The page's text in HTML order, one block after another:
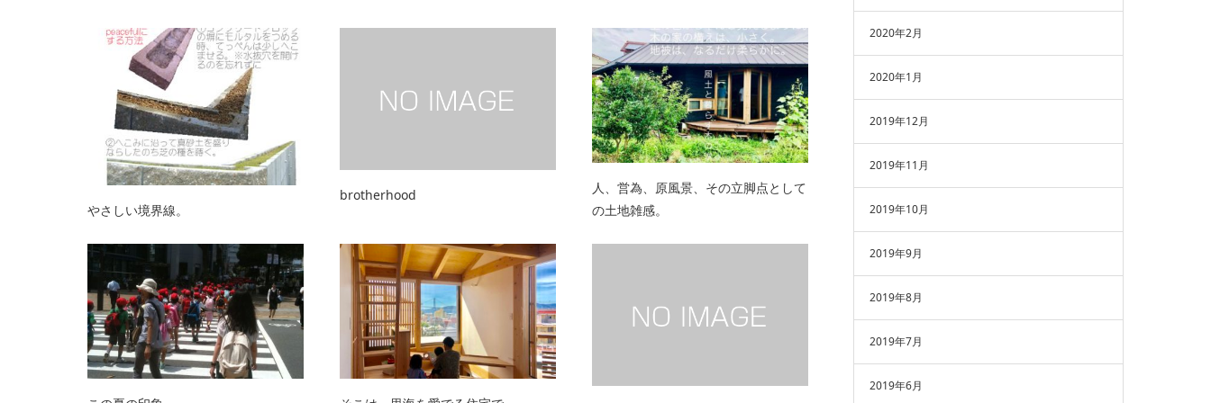
やさしい境界線。
brotherhood
人、営為、原風景、その立脚点として
の土地雑感。
2020年2月
2020年1月
2019年12月
2019年11月
2019年10月
2019年9月
2019年8月
2019年7月
2019年6月